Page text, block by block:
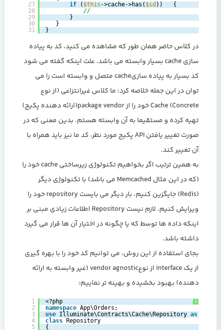
27
28
29
30
31
if
( $this ->cache->has( $id ))   {
//
}
}
}
در کلاس حاضر همان طور که مشاهده می کنید، کد به پیاده
سازی cache بسیار وابسته می باشد. علت اینکه گفته می شود
کد بسیار به پیاده سازیcache متصل و وابسته است را می
توان در این جمله خلاصه کرد: ما کلاس غیرانتزاعی (از نوع
Concrete) Cache خود را از package vendor(ارائه دهنده پکیج)
تهیه کرده و مستقیما به آن وابسته هستم. بدین معنی که در
صورت تغییر یافتن API پکیج مورد نظر، کد ما نیز باید همراه با
آن تغییر کند.
به همین ترتیب اگر بخواهیم تکنولوژی زیرساختی cache خود را
(که در این مثال Memcached می باشد) با تکنولوژی دیگر
(Redis) جایگزین کنیم، بار دیگر می بایست repository خود را
ویرایش کنیم. لازم نیست Repository اطلاعات زیادی مبنی بر
اینکه داده ها توسط که یا چگونه در اختیار آن ها قرار می گیرد
داشته باشد.
بجای استفاده از این روش، می توانیم کد خود را با بهره گیری
از یک interface از نوعvendor agnostic (غیر وابسته به ارائه
دهنده) بهبود بخشیده و بهینه تر نماییم:
?
1
2
3
4
5
<?php
namespace App\Orders;
use Illuminate\Contracts\Cache\Repository as
class Repository
{